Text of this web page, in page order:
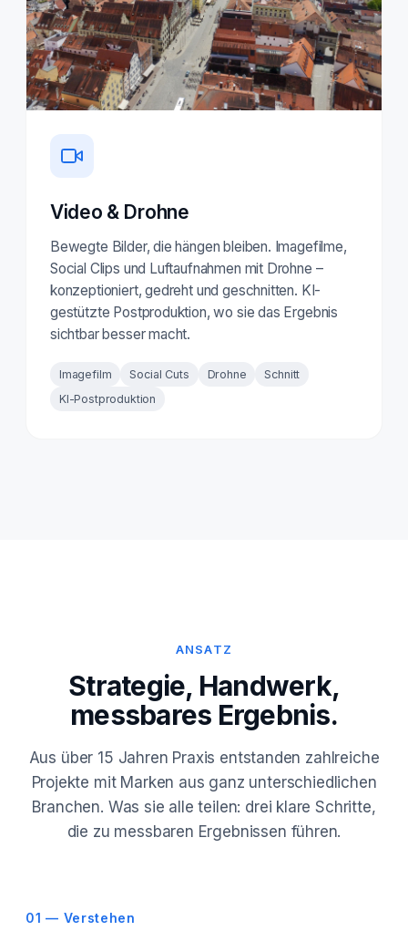
Video & Drohne
Bewegte Bilder, die hängen bleiben. Imagefilme,
Social Clips und Luftaufnahmen mit Drohne –
konzeptioniert, gedreht und geschnitten. KI-
gestützte Postproduktion, wo sie das Ergebnis
sichtbar besser macht.
Imagefilm Social Cuts Drohne
Schnitt
KI-Postproduktion
ANSATZ
Strategie, Handwerk,
messbares Ergebnis.
Aus über 15 Jahren Praxis entstanden zahlreiche
Projekte mit Marken aus ganz unterschiedlichen
Branchen. Was sie alle teilen: drei klare Schritte,
die zu messbaren Ergebnissen führen.
01 — Verstehen